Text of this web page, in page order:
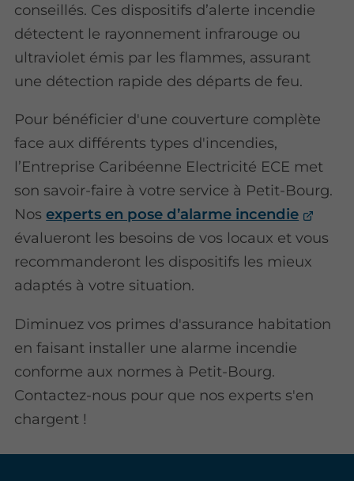
conseillés. Ces dispositifs d’alerte incendie
détectent le rayonnement infrarouge ou
ultraviolet émis par les flammes, assurant
une détection rapide des départs de feu.
Pour bénéficier d'une couverture complète
face aux différents types d'incendies,
l’Entreprise Caribéenne Electricité ECE met
son savoir-faire à votre service à Petit-Bourg.
Nosexperts en pose d’alarme incendie
évalueront les besoins de vos locaux et vous
recommanderont les dispositifs les mieux
adaptés à votre situation.
Diminuez vos primes d'assurance habitation
en faisant installer une alarme incendie
conforme aux normes à Petit-Bourg.
Contactez-nous pour que nos experts s'en
chargent !